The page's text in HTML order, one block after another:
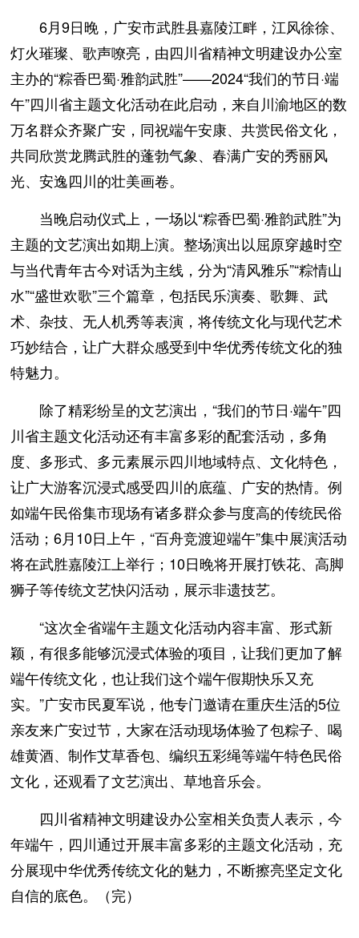
6月9日晚，广安市武胜县嘉陵江畔，江风徐徐、
灯火璀璨、歌声嘹亮，由四川省精神文明建设办公室
主办的“粽香巴蜀·雅韵武胜”——2024“我们的节日·端
午”四川省主题文化活动在此启动，来自川渝地区的数
万名群众齐聚广安，同祝端午安康、共赏民俗文化，
共同欣赏龙腾武胜的蓬勃气象、春满广安的秀丽风
光、安逸四川的壮美画卷。
当晚启动仪式上，一场以“粽香巴蜀·雅韵武胜”为
主题的文艺演出如期上演。整场演出以屈原穿越时空
与当代青年古今对话为主线，分为“清风雅乐”“粽情山
水”“盛世欢歌”三个篇章，包括民乐演奏、歌舞、武
术、杂技、无人机秀等表演，将传统文化与现代艺术
巧妙结合，让广大群众感受到中华优秀传统文化的独
特魅力。
除了精彩纷呈的文艺演出，“我们的节日·端午”四
川省主题文化活动还有丰富多彩的配套活动，多角
度、多形式、多元素展示四川地域特点、文化特色，
让广大游客沉浸式感受四川的底蕴、广安的热情。例
如端午民俗集市现场有诸多群众参与度高的传统民俗
活动；6月10日上午，“百舟竞渡迎端午”集中展演活动
将在武胜嘉陵江上举行；10日晚将开展打铁花、高脚
狮子等传统文艺快闪活动，展示非遗技艺。
“这次全省端午主题文化活动内容丰富、形式新
颖，有很多能够沉浸式体验的项目，让我们更加了解
端午传统文化，也让我们这个端午假期快乐又充
实。”广安市民夏军说，他专门邀请在重庆生活的5位
亲友来广安过节，大家在活动现场体验了包粽子、喝
雄黄酒、制作艾草香包、编织五彩绳等端午特色民俗
文化，还观看了文艺演出、草地音乐会。
四川省精神文明建设办公室相关负责人表示，今
年端午，四川通过开展丰富多彩的主题文化活动，充
分展现中华优秀传统文化的魅力，不断擦亮坚定文化
自信的底色。（完）